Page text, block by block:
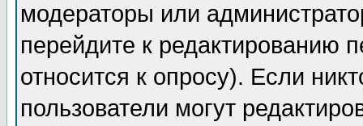
модераторы или
перейдите к редактированию
относится к опросу). Если
пользователи могут